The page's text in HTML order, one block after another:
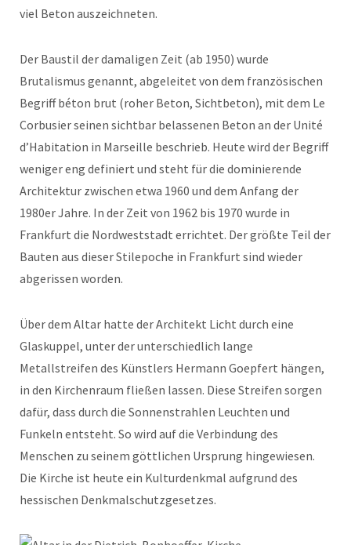
viel Beton auszeichneten.
Der Baustil der damaligen Zeit (ab 1950) wurde
Brutalismus genannt, abgeleitet von dem französischen
Begriff béton brut (roher Beton, Sichtbeton), mit dem Le
Corbusier seinen sichtbar belassenen Beton an der Unité
d’Habitation in Marseille beschrieb. Heute wird der Begriff
weniger eng definiert und steht für die dominierende
Architektur zwischen etwa 1960 und dem Anfang der
1980er Jahre. In der Zeit von 1962 bis 1970 wurde in
Frankfurt die Nordweststadt errichtet. Der größte Teil der
Bauten aus dieser Stilepoche in Frankfurt sind wieder
abgerissen worden.
Über dem Altar hatte der Architekt Licht durch eine
Glaskuppel, unter der unterschiedlich lange
Metallstreifen des Künstlers Hermann Goepfert hängen,
in den Kirchenraum fließen lassen. Diese Streifen sorgen
dafür, dass durch die Sonnenstrahlen Leuchten und
Funkeln entsteht. So wird auf die Verbindung des
Menschen zu seinem göttlichen Ursprung hingewiesen.
Die Kirche ist heute ein Kulturdenkmal aufgrund des
hessischen Denkmalschutzgesetzes.